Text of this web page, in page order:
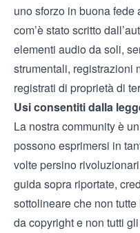
uno sforzo in buona
com’è stato scritto
elementi audio da soli,
strumentali, registrazioni
registrati di proprietà di
Usi consentiti dalla
La nostra community è
possono esprimersi in
volte persino
guida sopra riportate,
sottolineare che non
da copyright e non tutti